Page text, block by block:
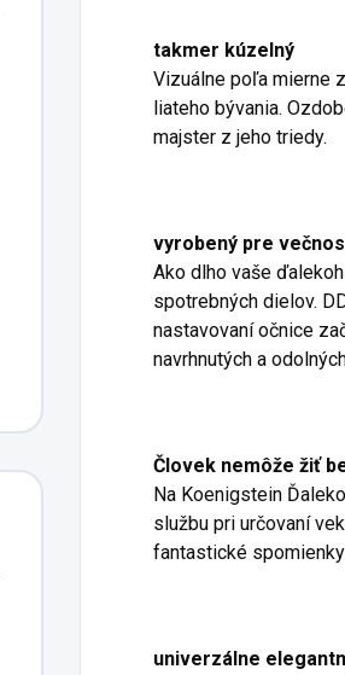
takmer kúzelný
Vizuálne poľa mierne
liateho bývania.
majster z jeho triedy.
vyrobený pre
Ako dlho vaše
spotrebných dielov.
nastavovaní očnice
navrhnutých a
Človek nemôže žiť
Na Koenigstein
službu pri určovaní
fantastické
univerzálne